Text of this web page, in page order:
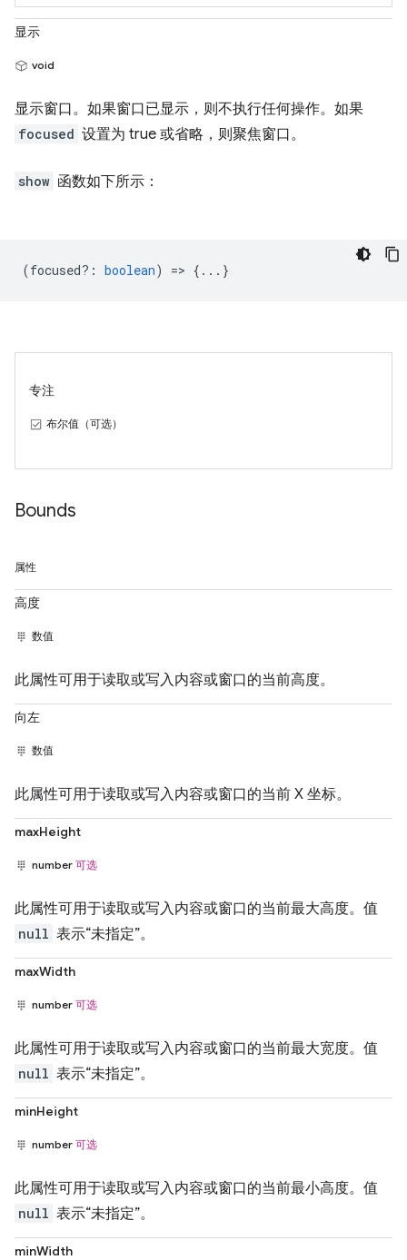
显示
void
显示窗口。如果窗口已显示，则不执行任何操作。如果
focused 设置为 true 或省略，则聚焦窗口。
show 函数如下所示：
(focused? : boolean) => {...}
专注
布尔值（可选）
Bounds
属性
高度
数值
此属性可用于读取或写入内容或窗口的当前高度。
向左
数值
此属性可用于读取或写入内容或窗口的当前 X 坐标。
maxHeight
number 可选
此属性可用于读取或写入内容或窗口的当前最大高度。值
null 表示“未指定”。
maxWidth
number 可选
此属性可用于读取或写入内容或窗口的当前最大宽度。值
null 表示“未指定”。
minHeight
number 可选
此属性可用于读取或写入内容或窗口的当前最小高度。值
null 表示“未指定”。
minWidth